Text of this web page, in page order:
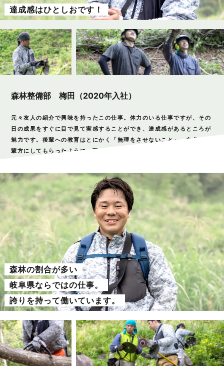
達成感はひとしおです！
森林整備部 梅田（2020年入社）
元々友人の紹介で興味を持ったこの仕事。体力のいる仕事ですが、その
日の成果をすぐに目で見て実感することができ、達成感があるところが
魅力です。後輩への教育はとにかく「無理をさせないこと」。自分が先
輩方にしてもらったように、互いに声を掛け合うことを大切にしていま
森林の割合が多い
岐阜県ならではの仕事。
誇りを持って働いています。